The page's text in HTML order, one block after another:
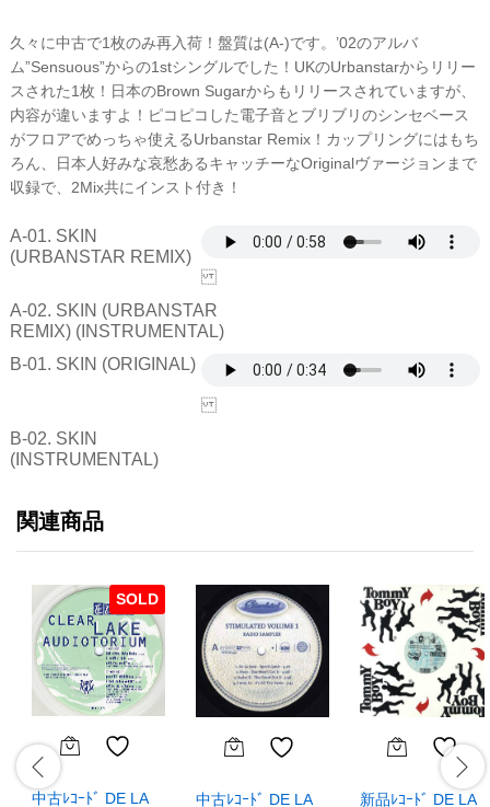
久々に中古で1枚のみ再入荷！盤質は(A-)です。’02のアルバ
ム”Sensuous”からの1stシングルでした！UKのUrbanstarからリリー
スされた1枚！日本のBrown Sugarからもリリースされていますが、
内容が違いますよ！ピコピコした電子音とブリブリのシンセベース
がフロアでめっちゃ使えるUrbanstar Remix！カップリングにはもち
ろん、日本人好みな哀愁あるキャッチーなOriginalヴァージョンまで
収録で、2Mix共にインスト付き！
A-01. SKIN
(URBANSTAR REMIX)
A-02. SKIN (URBANSTAR
REMIX) (INSTRUMENTAL)
B-01. SKIN (ORIGINAL)
B-02. SKIN
(INSTRUMENTAL)
関連商品
SOLD
中古ﾚｺｰﾄﾞ DE LA 中古ﾚｺｰﾄﾞ DE LA 新品ﾚｺｰﾄﾞ DE LA